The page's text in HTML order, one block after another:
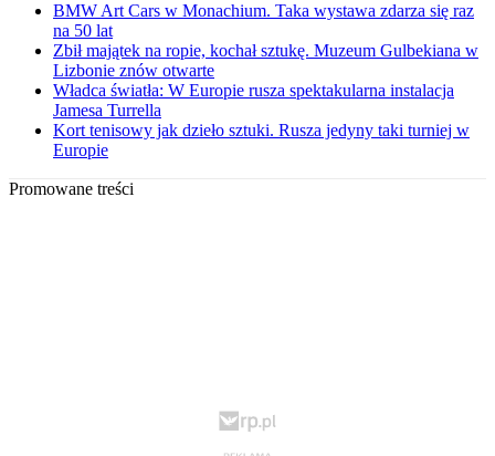
BMW Art Cars w Monachium. Taka wystawa zdarza się raz
na 50 lat
Zbił majątek na ropie, kochał sztukę. Muzeum Gulbekiana w
Lizbonie znów otwarte
Władca światła: W Europie rusza spektakularna instalacja
Jamesa Turrella
Kort tenisowy jak dzieło sztuki. Rusza jedyny taki turniej w
Europie
Promowane treści